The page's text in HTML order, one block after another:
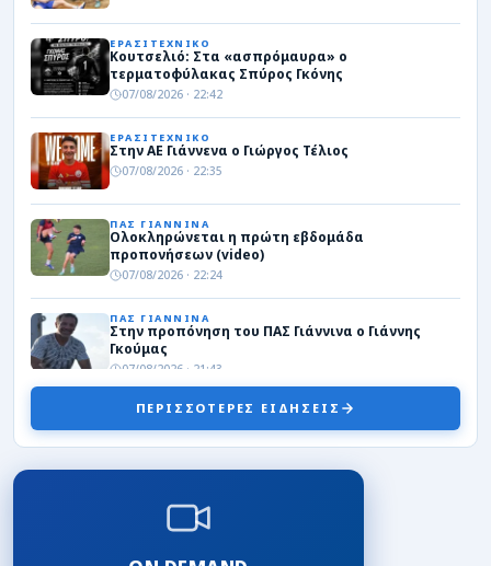
ΕΡΑΣΙΤΕΧΝΙΚΟ
Κουτσελιό: Στα «ασπρόμαυρα» ο
τερματοφύλακας Σπύρος Γκόνης
07/08/2026 · 22:42
ΕΡΑΣΙΤΕΧΝΙΚΟ
Στην ΑΕ Γιάννενα ο Γιώργος Τέλιος
07/08/2026 · 22:35
ΠΑΣ ΓΙΑΝΝΙΝΑ
Ολοκληρώνεται η πρώτη εβδομάδα
προπονήσεων (video)
07/08/2026 · 22:24
ΠΑΣ ΓΙΑΝΝΙΝΑ
Στην προπόνηση του ΠΑΣ Γιάννινα ο Γιάννης
Γκούμας
07/08/2026 · 21:43
ΤΟΠΙΚΑ
Πρεμιέρα στο “Σ. Καραδήμας” για την Εθνική
κορασίδων στο Eurobasket κόντρα στην
ΠΑΣ ΓΙΑΝΝΙΝΑ WBC
Από τον ΠΑΣ στην Άλμπα Βερολίνου η Μαρίνη! –
ΠΕΡΙΣΣΟΤΕΡΕΣ ΕΙΔΗΣΕΙΣ